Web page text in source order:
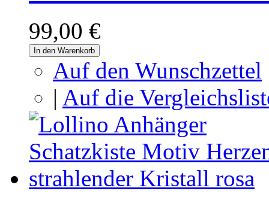
99,00 €
In den Warenkorb
Auf den Wunschzettel
| Auf die